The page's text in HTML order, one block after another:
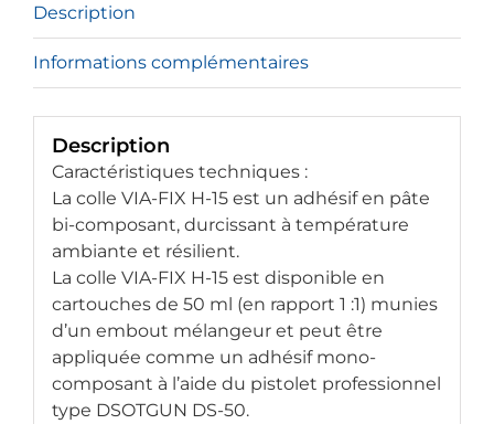
Description
Informations complémentaires
Description
Caractéristiques techniques :
La colle VIA-FIX H-15 est un adhésif en pâte
bi-composant, durcissant à température
ambiante et résilient.
La colle VIA-FIX H-15 est disponible en
cartouches de 50 ml (en rapport 1 :1) munies
d’un embout mélangeur et peut être
appliquée comme un adhésif mono-
composant à l’aide du pistolet professionnel
type DSOTGUN DS-50.